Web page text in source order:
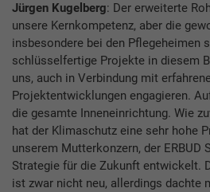
Jürgen Kugelberg: Der erweiterte
unsere Kernkompetenz, aber die
insbesondere bei den Pflegeheimen
schlüsselfertige Projekte in diesem
uns, auch in Verbindung mit
Projektentwicklungen engagieren.
die gesamte Inneneinrichtung. Wie
hat der Klimaschutz eine sehr hohe
unserem Mutterkonzern, der ERBUD
Strategie für die Zukunft entwickelt.
ist zwar nicht neu, allerdings dachte